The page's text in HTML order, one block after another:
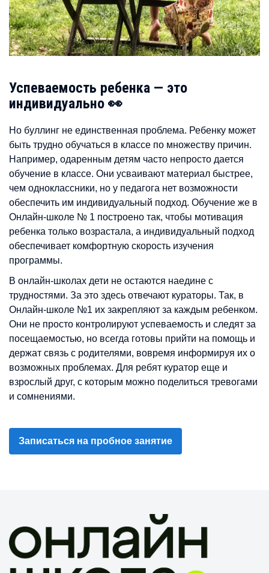
Успеваемость ребенка — это
индивидуально 👀
Но буллинг не единственная проблема. Ребенку может
быть трудно обучаться в классе по множеству причин.
Например, одаренным детям часто непросто дается
обучение в классе. Они усваивают материал быстрее,
чем одноклассники, но у педагога нет возможности
обеспечить им индивидуальный подход. Обучение же в
Онлайн-школе № 1 построено так, чтобы мотивация
ребенка только возрастала, а индивидуальный подход
обеспечивает комфортную скорость изучения
программы.
В онлайн-школах дети не остаются наедине с
трудностями. За это здесь отвечают кураторы. Так, в
Онлайн-школе №1 их закрепляют за каждым ребенком.
Они не просто контролируют успеваемость и следят за
посещаемостью, но всегда готовы прийти на помощь и
держат связь с родителями, вовремя информируя их о
возможных проблемах. Для ребят куратор еще и
взрослый друг, с которым можно поделиться тревогами
и сомнениями.
Записаться на пробное занятие